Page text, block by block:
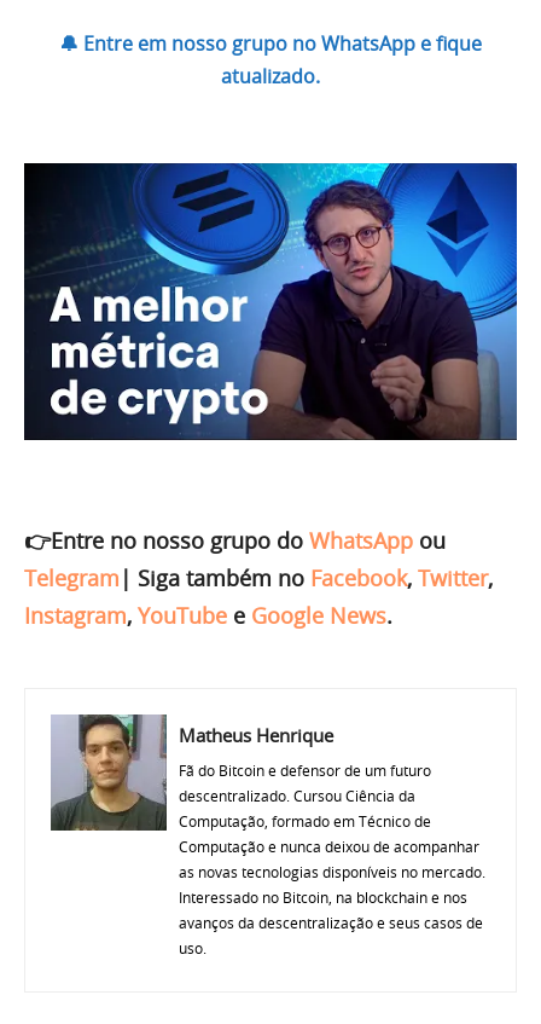
🔔 Entre em nosso grupo no WhatsApp e fique
atualizado.
👉Entre no nosso grupo do WhatsApp ou
Telegram | Siga também no Facebook, Twitter,
Instagram, YouTube e Google News.
Matheus Henrique
Fã do Bitcoin e defensor de um futuro
descentralizado. Cursou Ciência da
Computação, formado em Técnico de
Computação e nunca deixou de acompanhar
as novas tecnologias disponíveis no mercado.
Interessado no Bitcoin, na blockchain e nos
avanços da descentralização e seus casos de
uso.